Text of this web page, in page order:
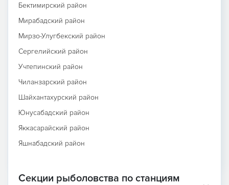
Бектимирский район
Мирабадский район
Мирзо-Улугбекский район
Сергелийский район
Учтепинский район
Чиланзарский район
Шайхантахурский район
Юнусабадский район
Яккасарайский район
Яшнабадский район
Секции рыболовства по станциям